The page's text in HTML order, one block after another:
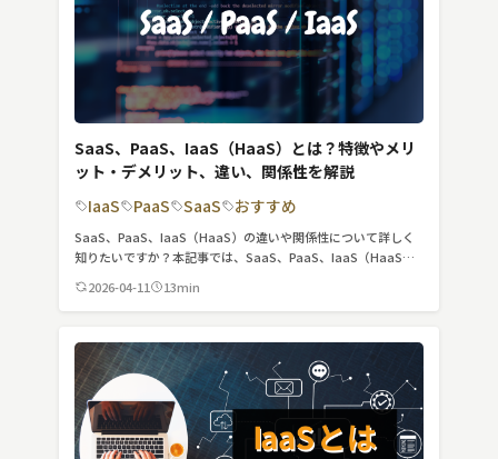
デジタルサイネージ
カメラ
おすすめ
スマホ
検索する
SaaS、PaaS、IaaS（HaaS）とは？特徴やメリ
ット・デメリット、違い、関係性を解説
IaaS
PaaS SaaS おすすめ
SaaS、PaaS、IaaS（HaaS）の違いや関係性について詳しく
知りたいですか？本記事では、SaaS、PaaS、IaaS（HaaS）
2026-04-11 13min